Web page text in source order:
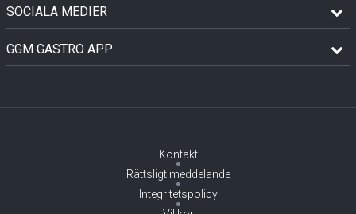
SOCIALA MEDIER
GGM GASTRO APP
Kontakt
Rättsligt meddelande
Integritetspolicy